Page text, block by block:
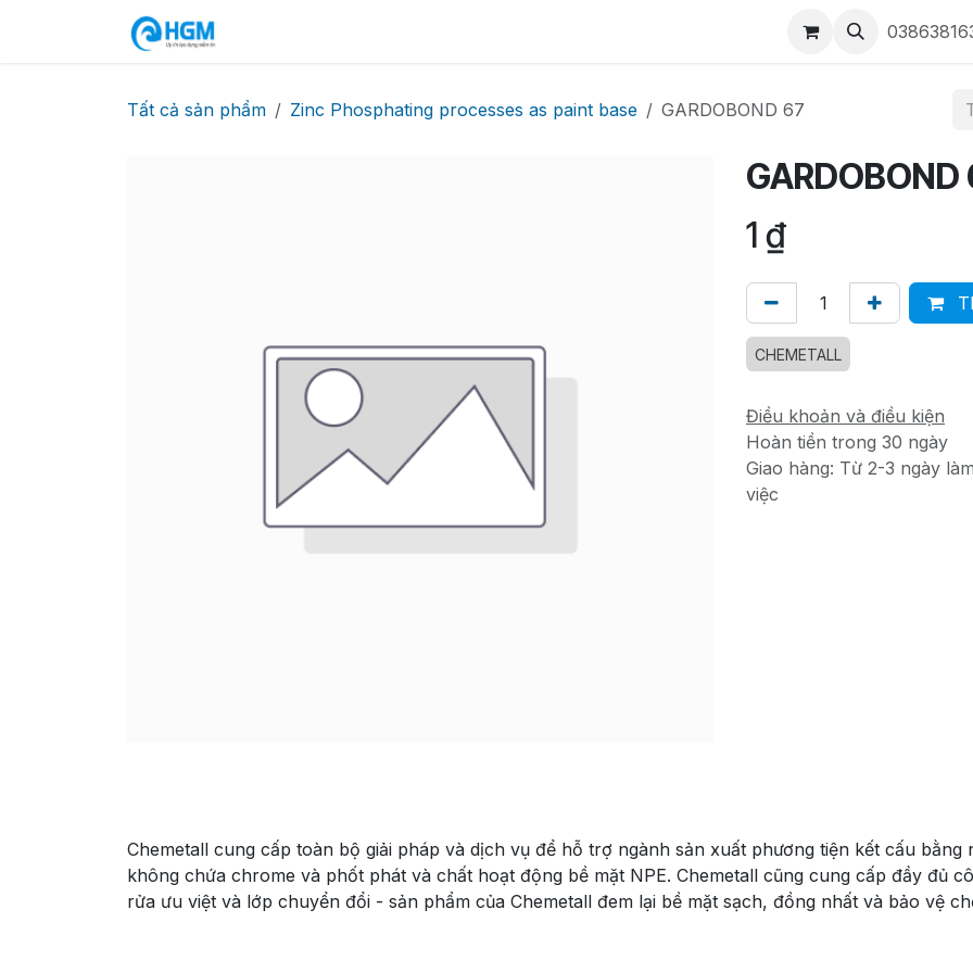
Bỏ qua để đến Nội dung
Chemetall - Xử lý bề mặt
Tất cả sản phẩm Zinc Phosphating processes as paint base GARDOBOND 67
GARDOBOND
1 ₫
CHEMETALL
Điều khoản và điều kiện
Hoàn tiền trong 30 ngày
Giao hàng: Từ 2-3 ngày làm
việc
Chemetall cung cấp toàn bộ giải pháp và dịch vụ để hỗ trợ ngành sản xuất phương tiện kết cấu bằng
không chứa chrome và phốt phát và chất hoạt động bề mặt NPE. Chemetall cũng cung cấp đầy đủ
rửa ưu việt và lớp chuyển đổi - sản phẩm của Chemetall đem lại bề mặt sạch, đồng nhất và bảo vệ